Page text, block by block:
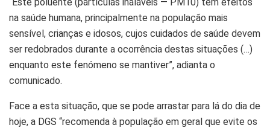
“Este poluente (partículas inaláveis — PM10) tem efeitos
na saúde humana, principalmente na população mais
sensível, crianças e idosos, cujos cuidados de saúde devem
ser redobrados durante a ocorrência destas situações (…)
enquanto este fenómeno se mantiver”, adianta o
comunicado.
Face a esta situação, que se pode arrastar para lá do dia de
hoje, a DGS “recomenda à população em geral que evite os